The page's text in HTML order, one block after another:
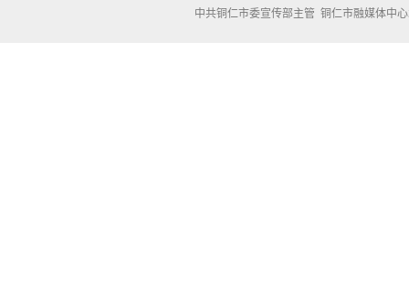
中共铜仁市委宣传部主管 铜仁市融媒体中心